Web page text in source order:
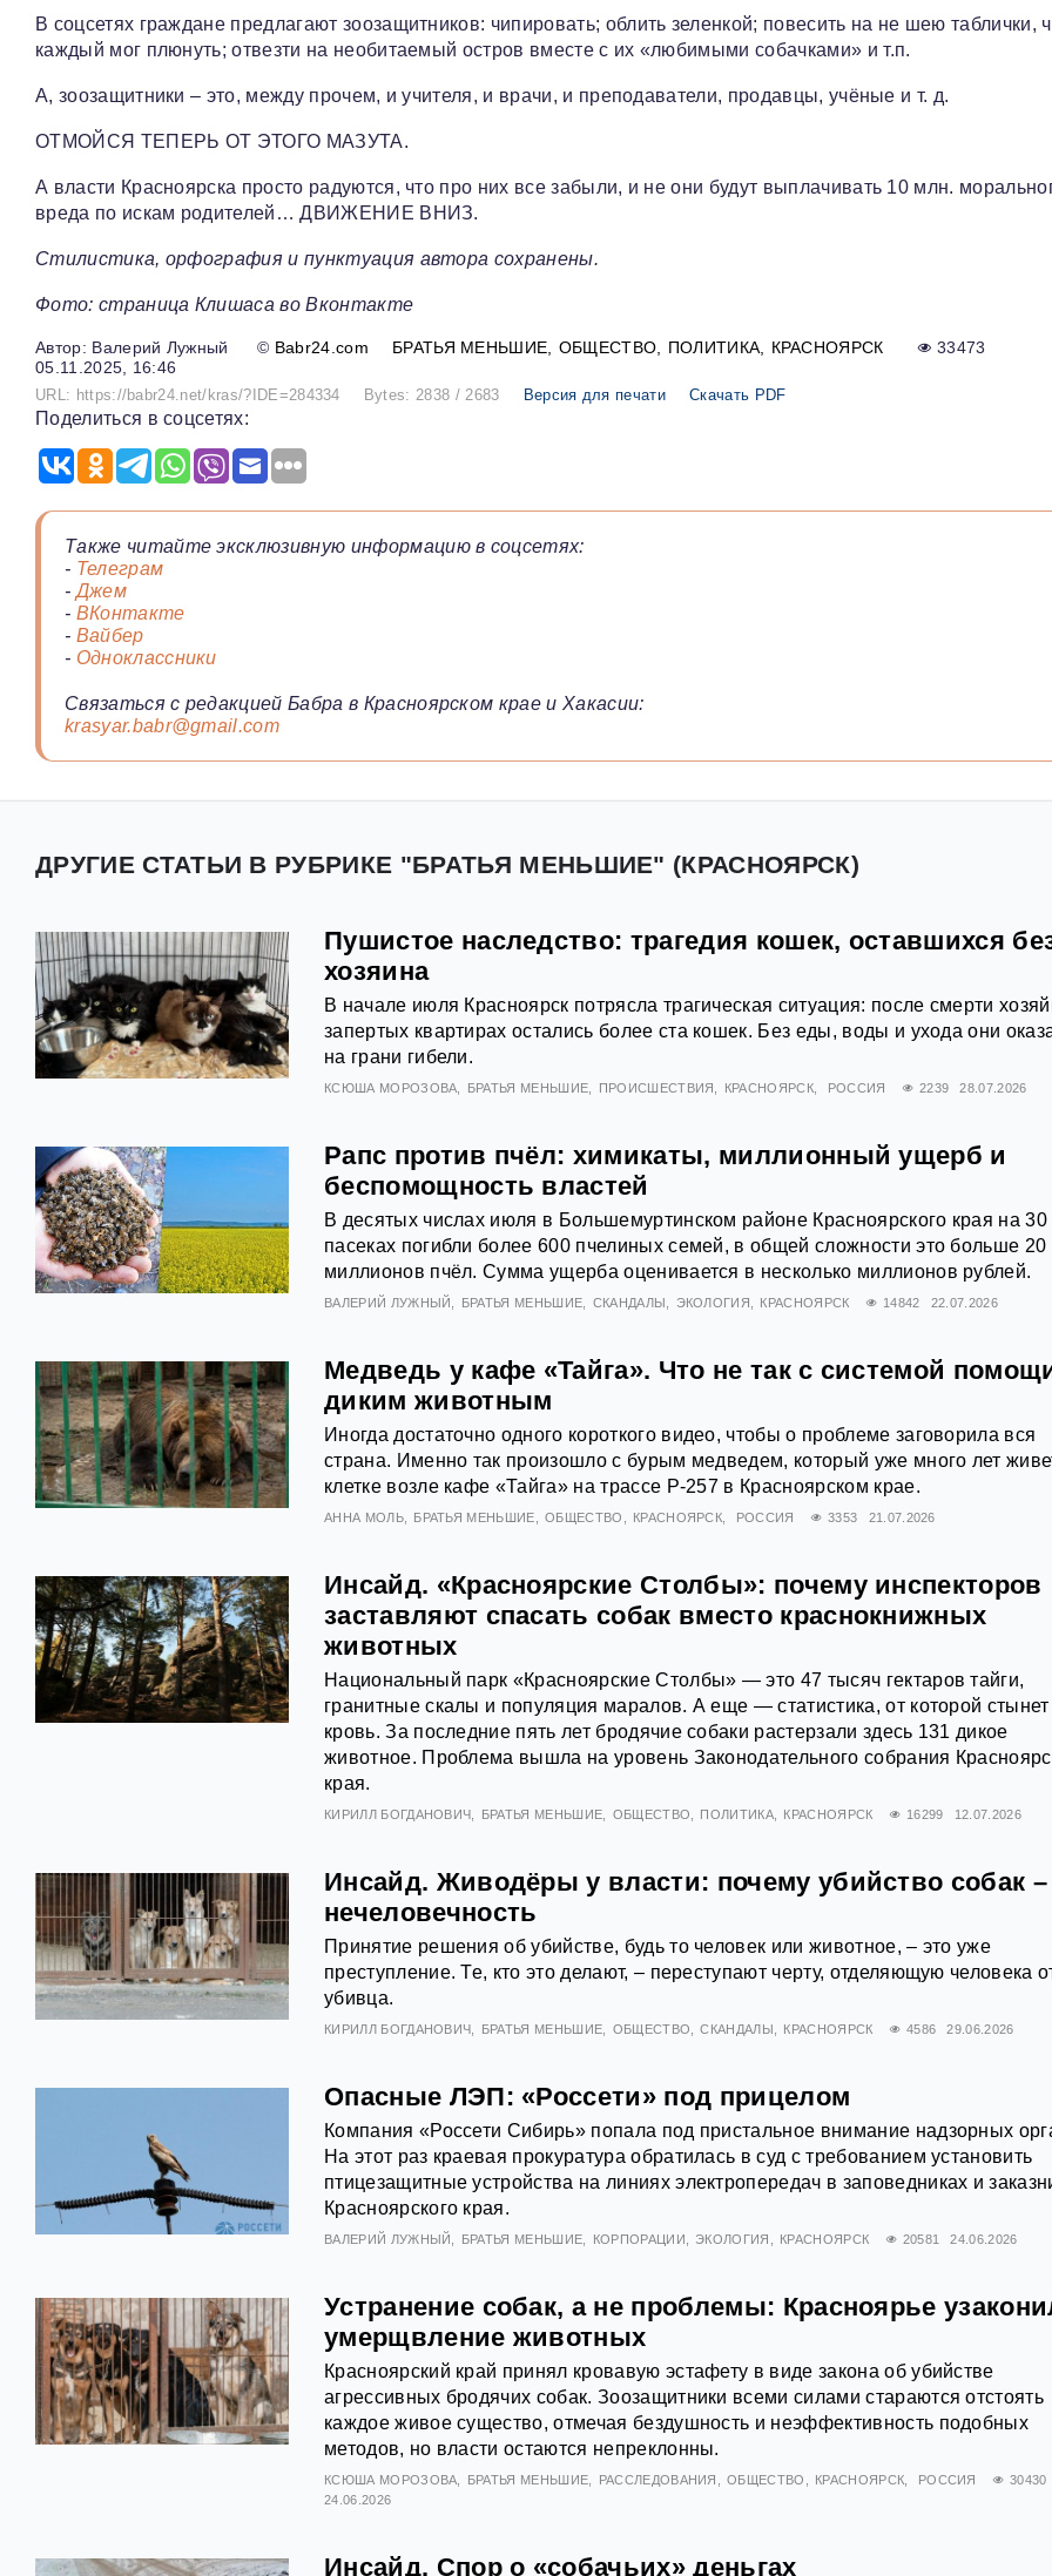
В соцсетях граждане предлагают зоозащитников: чипировать; облить зеленкой; повесить на не шею таблички,
каждый мог плюнуть; отвезти на необитаемый остров вместе с их «любимыми собачками» и т.п.
А, зоозащитники – это, между прочем, и учителя, и врачи, и преподаватели, продавцы, учёные и т. д.
ОТМОЙСЯ ТЕПЕРЬ ОТ ЭТОГО МАЗУТА.
А власти Красноярска просто радуются, что про них все забыли, и не они будут выплачивать 10 млн.
вреда по искам родителей… ДВИЖЕНИЕ ВНИЗ.
Стилистика, орфография и пунктуация автора сохранены.
Фото: страница Клишаса во Вконтакте
Валерий Лужный © Babr24.com БРАТЬЯ МЕНЬШИЕ ОБЩЕСТВО ПОЛИТИКА КРАСНОЯРСК
33473
05.11.2025, 16:46
URL: https://babr24.net/kras/?IDE=284334 Bytes: 2838 / 2683 Версия для печати Скачать PDF
Поделиться в соцсетях:
Также читайте эксклюзивную информацию в соцсетях:
- Телеграм
-Джем
- ВКонтакте
- Вайбер
- Одноклассники
Связаться с редакцией Бабра в Красноярском крае и Хакасии:
krasyar.babr@gmail.com
ДРУГИЕ СТАТЬИ В РУБРИКЕ "БРАТЬЯ МЕНЬШИЕ" (КРАСНОЯРСК)
Пушистое наследство: трагедия кошек, оставшихся
хозяина
В начале июля Красноярск потрясла трагическая ситуация: после смерти
запертых квартирах остались более ста кошек. Без еды, воды и ухода они
на грани гибели.
КСЮША МОРОЗОВА БРАТЬЯ МЕНЬШИЕ ПРОИСШЕСТВИЯ КРАСНОЯРСК РОССИЯ 2239 28.07.2026
Рапс против пчёл: химикаты, миллионный ущерб и
беспомощность властей
В десятых числах июля в Большемуртинском районе Красноярского края на 30
пасеках погибли более 600 пчелиных семей, в общей сложности это больше 20
миллионов пчёл. Сумма ущерба оценивается в несколько миллионов рублей.
ВАЛЕРИЙ ЛУЖНЫЙ БРАТЬЯ МЕНЬШИЕ СКАНДАЛЫ ЭКОЛОГИЯ КРАСНОЯРСК 14842 22.07.2026
Медведь у кафе «Тайга». Что не так с системой
диким животным
Иногда достаточно одного короткого видео, чтобы о проблеме заговорила вся
страна. Именно так произошло с бурым медведем, который уже много лет
клетке возле кафе «Тайга» на трассе Р-257 в Красноярском крае.
АННА МОЛЬ БРАТЬЯ МЕНЬШИЕ ОБЩЕСТВО КРАСНОЯРСК РОССИЯ 3353 21.07.2026
Инсайд. «Красноярские Столбы»: почему инспекторов
заставляют спасать собак вместо краснокнижных
животных
Национальный парк «Красноярские Столбы» — это 47 тысяч гектаров тайги,
гранитные скалы и популяция маралов. А еще — статистика, от которой стынет
кровь. За последние пять лет бродячие собаки растерзали здесь 131 дикое
животное. Проблема вышла на уровень Законодательного собрания
края.
КИРИЛЛ БОГДАНОВИЧ БРАТЬЯ МЕНЬШИЕ ОБЩЕСТВО ПОЛИТИКА КРАСНОЯРСК 16299 12.07.2026
Инсайд. Живодёры у власти: почему убийство собак –
нечеловечность
Принятие решения об убийстве, будь то человек или животное, – это уже
преступление. Те, кто это делают, – переступают черту, отделяющую человека
убивца.
КИРИЛЛ БОГДАНОВИЧ БРАТЬЯ МЕНЬШИЕ ОБЩЕСТВО СКАНДАЛЫ КРАСНОЯРСК 4586 29.06.2026
Опасные ЛЭП: «Россети» под прицелом
Компания «Россети Сибирь» попала под пристальное внимание надзорных
На этот раз краевая прокуратура обратилась в суд с требованием установить
птицезащитные устройства на линиях электропередач в заповедниках и
Красноярского края.
ВАЛЕРИЙ ЛУЖНЫЙ БРАТЬЯ МЕНЬШИЕ КОРПОРАЦИИ ЭКОЛОГИЯ КРАСНОЯРСК 20581 24.06.2026
Устранение собак, а не проблемы: Красноярье
умерщвление животных
Красноярский край принял кровавую эстафету в виде закона об убийстве
агрессивных бродячих собак. Зоозащитники всеми силами стараются отстоять
каждое живое существо, отмечая бездушность и неэффективность подобных
методов, но власти остаются непреклонны.
КСЮША МОРОЗОВА БРАТЬЯ МЕНЬШИЕ РАССЛЕДОВАНИЯ ОБЩЕСТВО КРАСНОЯРСК РОССИЯ
30430
24.06.2026
Инсайд. Спор о «собачьих» деньгах